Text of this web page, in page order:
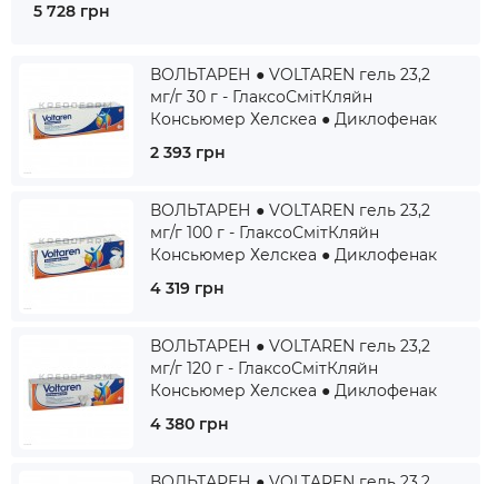
5 728 грн
ВОЛЬТАРЕН ● VOLTAREN гель 23,2
мг/г 30 г - ГлаксоСмітКляйн
Консьюмер Хелскеа ● Диклофенак
2 393 грн
ВОЛЬТАРЕН ● VOLTAREN гель 23,2
мг/г 100 г - ГлаксоСмітКляйн
Консьюмер Хелскеа ● Диклофенак
4 319 грн
ВОЛЬТАРЕН ● VOLTAREN гель 23,2
мг/г 120 г - ГлаксоСмітКляйн
Консьюмер Хелскеа ● Диклофенак
4 380 грн